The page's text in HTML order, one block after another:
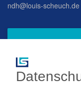
ndh@louis-scheuch.de